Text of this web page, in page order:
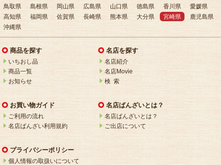
鳥取県
島根県 岡山県 広島県 山口県 徳島県 香川県
愛媛県
高知県
福岡県 佐賀県 長崎県 熊本県 大分県 宮崎県
鹿児島県
沖縄県
商品を探す
いちおし品
商品一覧
お知らせ
名店を探す
名店紹介
名店Movie
検 索
お買い物ガイド
ご利用の流れ
名店ばんざい利用規約
名店ばんざいとは？
名店ばんざいとは？
ご出店について
プライバシーポリシー
個人情報の取扱いについて